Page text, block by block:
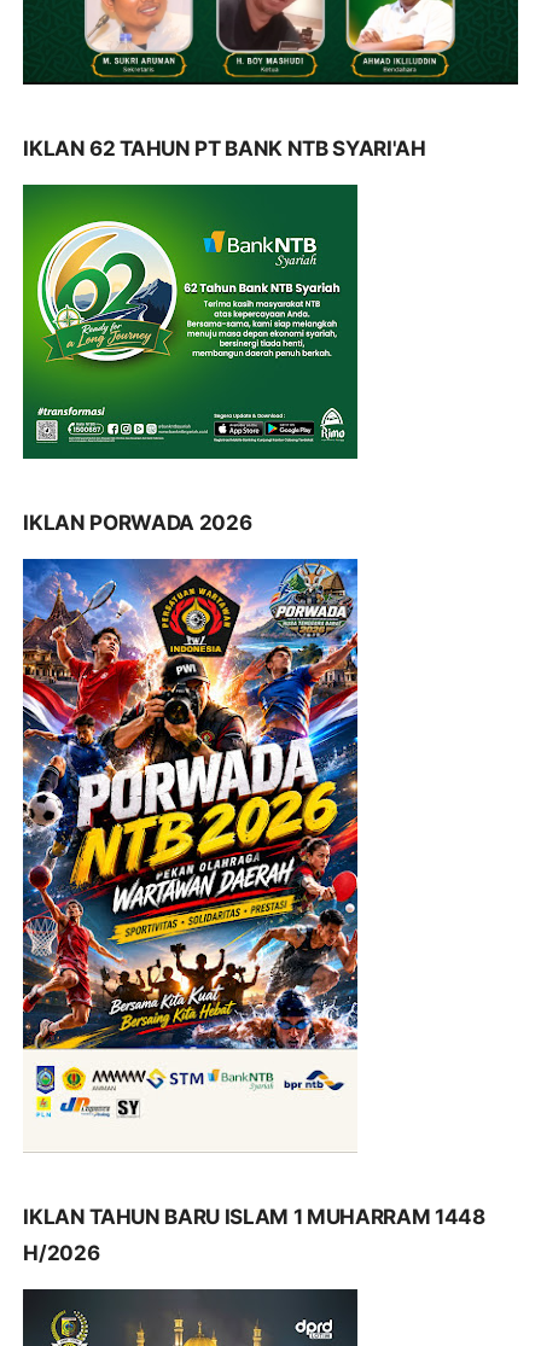
IKLAN 62 TAHUN PT BANK NTB SYARI'AH
IKLAN PORWADA 2026
IKLAN TAHUN BARU ISLAM 1 MUHARRAM 1448
H/2026